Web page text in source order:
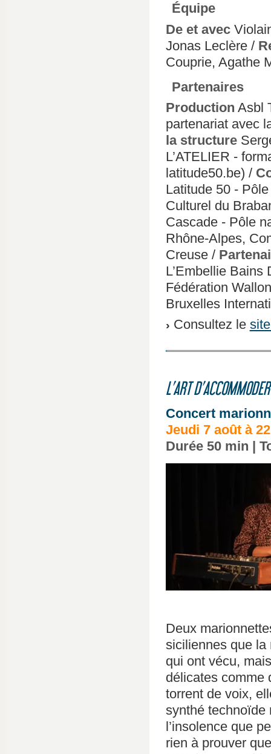
Équipe
De et avec
Jonas Leclère /
Couprie, Agathe
Partenaires
Production Asbl
partenariat avec
la structure
L’ATELIER -
latitude50.be) /
Latitude 50 -
Culturel du
Cascade - Pôle
Rhône-Alpes,
Creuse /
L’Embellie
Fédération
Bruxelles
Consultez le
L’ART
Concert
Jeudi 7 août à
Durée 50 min |
Deux
siciliennes que la
qui ont vécu,
délicates comme
torrent de voix,
synthé technoïde
l’insolence que
rien à prouver